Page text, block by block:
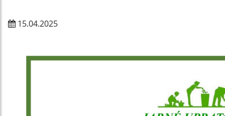
15.04.2025